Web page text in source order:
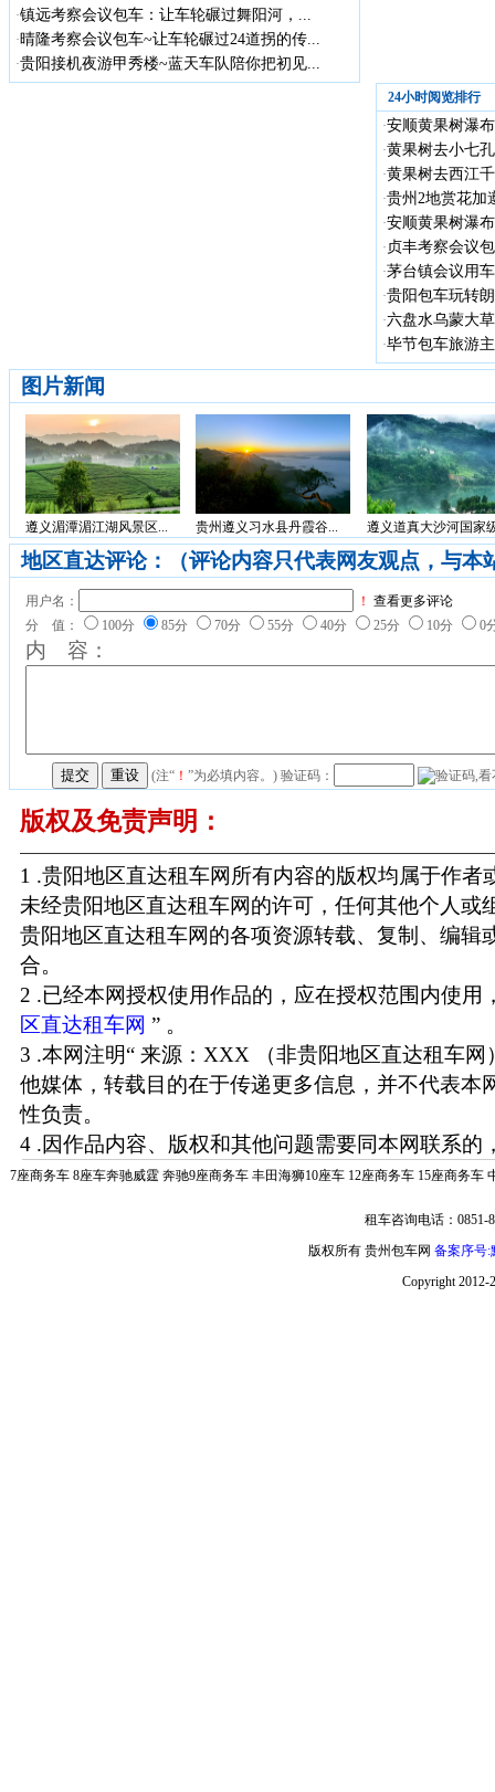
·镇远考察会议包车：让车轮碾过舞阳河，...
·晴隆考察会议包车~让车轮碾过24道拐的传...
·贵阳接机夜游甲秀楼~蓝天车队陪你把初见...
24小时阅览排行
·安顺黄果树瀑
·黄果树去小七
·黄果树去西江
·贵州2地赏花加
·安顺黄果树瀑
· 贞丰考察会议
·茅台镇会议用
·贵阳包车玩转
·六盘水乌蒙大
·毕节包车旅游
图片新闻
遵义湄潭湄江湖风景区... 贵州遵义习水县丹霞谷... 遵义道真大沙河国家
地区直达评论：（评论内容只代表网友观点，与本
用户名： ！ 查看更多评论
分 值：
100分 85分 70分 55分 40分 25分 10分 0
内 容：
(注“ ！ ”为必填内容。) 验证码：
版权及免责声明：
1 .贵阳地区直达租车网所有内容的版权均属于作者
未经贵阳地区直达租车网的许可，任何其他个人或
贵阳地区直达租车网的各项资源转载、复制、编辑
合。
2 .已经本网授权使用作品的，应在授权范围内使用
区直达租车网 ” 。
3 .本网注明“ 来源：XXX （非贵阳地区直达租车网
他媒体，转载目的在于传递更多信息，并不代表本
性负责。
4 .因作品内容、版权和其他问题需要同本网联系的
7座商务车 8座车奔驰威霆 奔驰9座商务车 丰田海狮10座车 12座商务车 15座商务车
租车咨询电话：0851-
版权所有 贵州包车网 备案序号:
Copyright 2012-